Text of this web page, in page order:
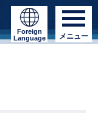
Foreign
Language
メニュー